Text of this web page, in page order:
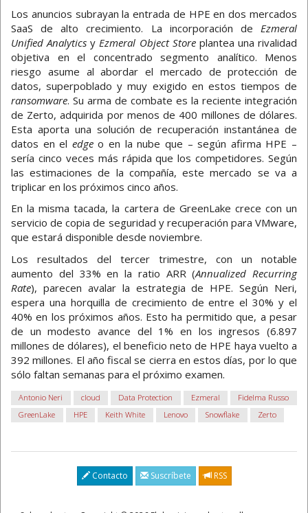
Los anuncios subrayan la entrada de HPE en dos mercados
SaaS de alto crecimiento. La incorporación de Ezmeral
Unified Analytics y Ezmeral Object Storeplantea una rivalidad
objetiva en el concentrado segmento analítico. Menos
riesgo asume al abordar el mercado de protección de
datos, superpoblado y muy exigido en estos tiempos de
ransomware. Su arma de combate es la reciente integración
de Zerto, adquirida por menos de 400 millones de dólares.
Esta aporta una solución de recuperación instantánea de
datos en el edgeo en la nube que – según afirma HPE –
sería cinco veces más rápida que los competidores. Según
las estimaciones de la compañía, este mercado se va a
triplicar en los próximos cinco años.
En la misma tacada, la cartera de GreenLake crece con un
servicio de copia de seguridad y recuperación para VMware,
que estará disponible desde noviembre.
Los resultados del tercer trimestre, con un notable
aumento del 33% en la ratio ARR (Annualized Recurring
Rate), parecen avalar la estrategia de HPE. Según Neri,
espera una horquilla de crecimiento de entre el 30% y el
40% en los próximos años. Esto ha permitido que, a pesar
de un modesto avance del 1% en los ingresos (6.897
millones de dólares), el beneficio neto de HPE haya vuelto a
392 millones. El año fiscal se cierra en estos días, por lo que
sólo faltan semanas para el próximo examen.
Antonio Neri cloud Data Protection Ezmeral
Fidelma Russo
GreenLake
HPE Keith White Lenovo Snowflake Zerto
Contacto Suscríbete RSS